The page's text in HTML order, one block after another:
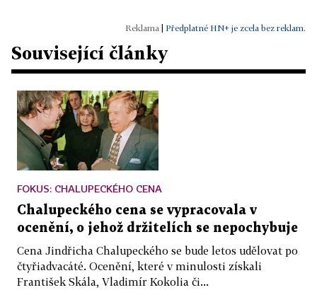
Předplatné HN+ je zcela bez reklam.
Související články
FOKUS: CHALUPECKÉHO CENA
Chalupeckého cena se vypracovala v
ocenění, o jehož držitelích se nepochybuje
Cena Jindřicha Chalupeckého se bude letos udělovat po
čtyřiadvacáté. Ocenění, které v minulosti získali
František Skála, Vladimír Kokolia či...